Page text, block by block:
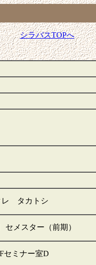
シラバスTOPへ
レ タカトシ
メスター（前期）
セミナー室D